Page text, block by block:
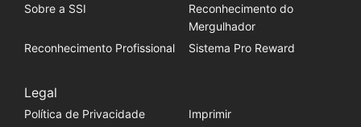
Sobre a SSI
Reconhecimento do
Mergulhador
Reconhecimento Profissional
Sistema Pro Reward
Legal
Política de Privacidade
Imprimir